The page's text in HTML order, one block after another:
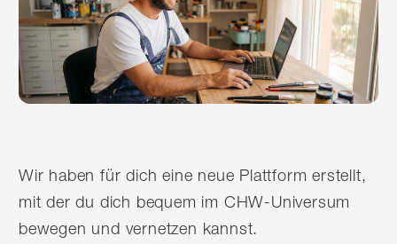
Wir haben für dich eine neue Plattform erstellt,
mit der du dich bequem im CHW-Universum
bewegen und vernetzen kannst.